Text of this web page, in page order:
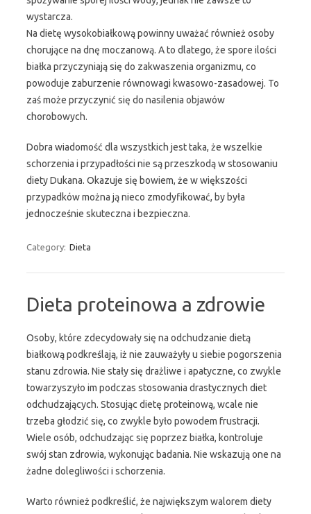
wystarcza.
Na dietę wysokobiałkową powinny uważać również osoby
chorujące na dnę moczanową. A to dlatego, że spore ilości
białka przyczyniają się do zakwaszenia organizmu, co
powoduje zaburzenie równowagi kwasowo-zasadowej. To
zaś może przyczynić się do nasilenia objawów
chorobowych.
Dobra wiadomość dla wszystkich jest taka, że wszelkie
schorzenia i przypadłości nie są przeszkodą w stosowaniu
diety Dukana. Okazuje się bowiem, że w większości
przypadków można ją nieco zmodyfikować, by była
jednocześnie skuteczna i bezpieczna.
Category: Dieta
Dieta proteinowa a zdrowie
Osoby, które zdecydowały się na odchudzanie dietą
białkową podkreślają, iż nie zauważyły u siebie pogorszenia
stanu zdrowia. Nie stały się drażliwe i apatyczne, co zwykle
towarzyszyło im podczas stosowania drastycznych diet
odchudzających. Stosując dietę proteinową, wcale nie
trzeba głodzić się, co zwykle było powodem frustracji.
Wiele osób, odchudzając się poprzez białka, kontroluje
swój stan zdrowia, wykonując badania. Nie wskazują one na
żadne dolegliwości i schorzenia.
Warto również podkreślić, że największym walorem diety